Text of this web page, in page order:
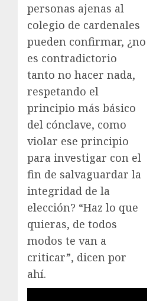
personas ajenas al
colegio de cardenales
pueden confirmar, ¿no
es contradictorio
tanto no hacer nada,
respetando el
principio más básico
del cónclave, como
violar ese principio
para investigar con el
fin de salvaguardar la
integridad de la
elección? “Haz lo que
quieras, de todos
modos te van a
criticar”, dicen por
ahí.